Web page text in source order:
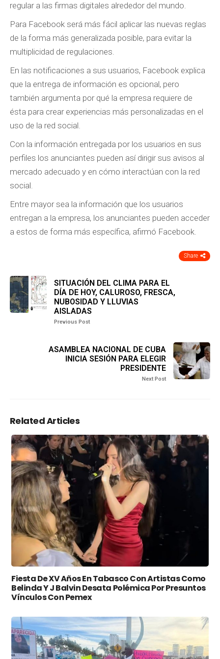
regular a las firmas digitales alrededor del mundo.
Para Facebook será más fácil aplicar las nuevas reglas
de la forma más generalizada posible, para evitar la
multiplicidad de regulaciones.
En las notificaciones a sus usuarios, Facebook explica
que la entrega de información es opcional, pero
también argumenta por qué la empresa requiere de
ésta para crear experiencias más personalizadas en el
uso de la red social.
Con la información entregada por los usuarios en sus
perfiles los anunciantes pueden así dirigir sus avisos al
mercado adecuado y en cómo interactúan con la red
social.
Entre mayor sea la información que los usuarios
entregan a la empresa, los anunciantes pueden acceder
a estos de forma más específica, afirmó Facebook.
Share
SITUACIÓN DEL CLIMA PARA EL
DÍA DE HOY, CALUROSO, FRESCA,
NUBOSIDAD Y LLUVIAS
AISLADAS
Previous Post
ASAMBLEA NACIONAL DE CUBA
INICIA SESIÓN PARA ELEGIR
PRESIDENTE
Next Post
Related Articles
Fiesta De XV Años En Tabasco Con Artistas Como
Belinda Y J Balvin Desata Polémica Por Presuntos
Vínculos Con Pemex